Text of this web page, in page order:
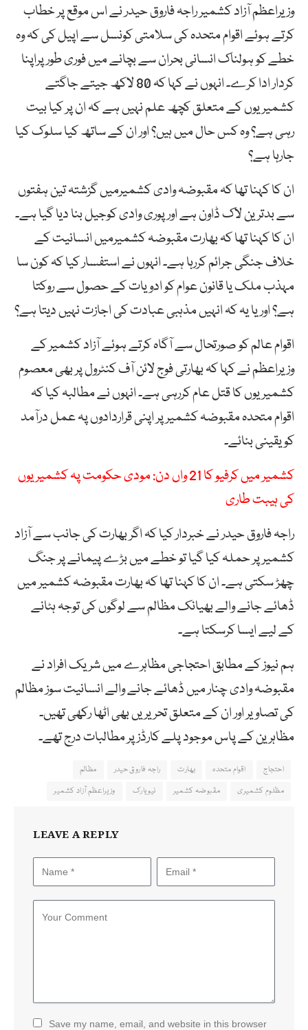
وزیراعظم آزاد کشمیر راجہ فاروق حیدر نے اس موقع پر خطاب
کرتے ہوئے اقوام متحدہ کی سلامتی کونسل سے اپیل کی کہ وہ
خطے کو ہولناک انسانی بحران سے بچانے میں فوری طور پراپنا
کردار ادا کرے۔ انہوں نے کہا کہ 80 لاکھ جیتے جاگتے
کشمیریوں کے متعلق کچھ علم نہیں ہے کہ ان پر کیا بیت
رہی ہے؟ وہ کس حال میں ہیں؟ اور ان کے ساتھ کیا سلوک کیا
جارہا ہے؟
ان کا کہنا تھا کہ مقبوضہ وادی کشمیرمیں گزشتہ تین ہفتوں
سے بدترین لاک ڈاون ہے اور پوری وادی کوجیل بنا دیا گیا ہے۔
ان کا کہنا تھا کہ بھارت مقبوضہ کشمیرمیں انسانیت کے
خلاف جنگی جرائم کررہا ہے۔ انہوں نے استفسار کیا کہ کون سا
مہذب ملک یا قانون عوام کو ادویات کے حصول سے روکتا
ہے؟ اور یا یہ کہ انہیں مذہبی عبادت کی اجازت نہیں دیتا ہے؟
اقوام عالم کو صورتحال سے آگاہ کرتے ہوئے آزاد کشمیر کے
وزیراعظم نے کہا کہ بھارتی فوج لائن آف کنٹرول پر بھی معصوم
کشمیریوں کا قتل عام کررہی ہے۔ انہوں نے مطالبہ کیا کہ
اقوام متحدہ مقبوضہ کشمیر پر اپنی قراردادوں پہ عمل درآمد
کو یقینی بنائے۔
کشمیر میں کرفیو کا 21 واں دن: مودی حکومت پہ کشمیریوں
کی ہیبت طاری
راجہ فاروق حیدر نے خبردار کیا کہ اگر بھارت کی جانب سے آزاد
کشمیر پر حملہ کیا گیا تو خطے میں بڑے پیمانے پر جنگ
چھڑ سکتی ہے۔ ان کا کہنا تھا کہ بھارت مقبوضہ کشمیر میں
ڈھائے جانے والے بھیانک مظالم سے لوگوں کی توجہ ہٹانے
کے لیے ایسا کرسکتا ہے۔
ہم نیوز کے مطابق احتجاجی مظاہرے میں شریک افراد نے
مقبوضہ وادی چنار میں ڈھائے جانے والے انسانیت سوز مظالم
کی تصاویر اور ان کے متعلق تحریریں بھی اٹھا رکھی تھیں۔
مظاہرین کے پاس موجود پلے کارڈز پر مطالبات درج تھے۔
احتجاج اقوام متحدہ بھارت راجہ فاروق حیدر
مظالم
مظلوم کشمیری
مقبوضہ کشمیر نیویارک وزیراعظم آزاد کشمیر
LEAVE A REPLY
Save my name, email, and website in this browser